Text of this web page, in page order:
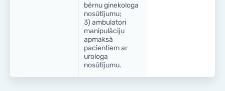
bērnu ginekologa
nosūtījumu;
3) ambulatori
manipulāciju
apmaksā
pacientiem ar
urologa
nosūtījumu.